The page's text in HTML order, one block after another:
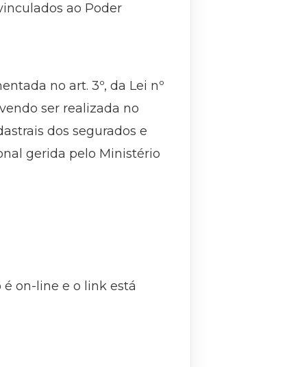
ao Poder
no art. 3º, da Lei nº
ser realizada no
dos segurados e
gerida pelo Ministério
on-line e o link está